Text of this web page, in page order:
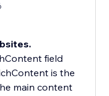
field
is the
main content